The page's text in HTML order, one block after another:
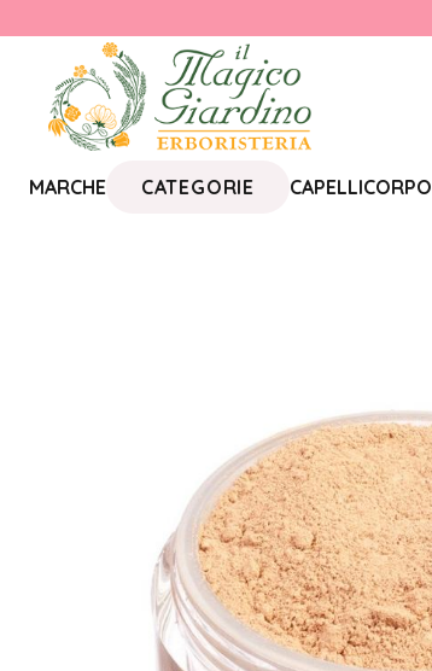
MARCHE CATEGORIE CAPELLICORPO